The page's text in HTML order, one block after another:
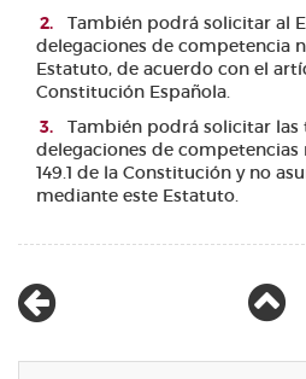
También podrá solicitar al
delegaciones de competencia
Estatuto, de acuerdo con el
Constitución Española.
También podrá solicitar las
delegaciones de
149.1 de la Constitución y no
mediante este Estatuto.